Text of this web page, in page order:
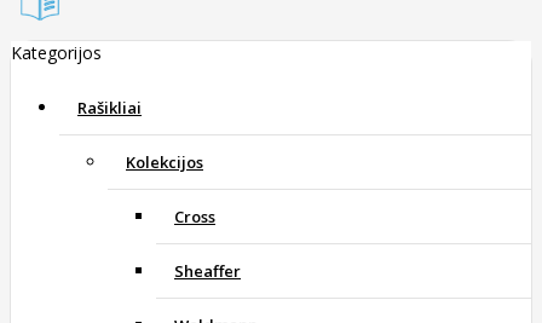
Kategorijos
Rašikliai
Kolekcijos
Cross
Sheaffer